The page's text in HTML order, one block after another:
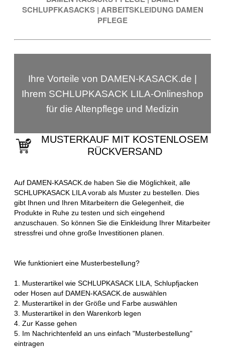
SCHLUPFKASACKS | ARBEITSKLEIDUNG DAMEN
PFLEGE
Ihre Vorteile von DAMEN-KASACK.de |
Ihrem SCHLUPKASACK LILA-Onlineshop
für die Altenpflege und Medizin
MUSTERKAUF MIT KOSTENLOSEM
RÜCKVERSAND
Auf DAMEN-KASACK.de haben Sie die Möglichkeit, alle
SCHLUPKASACK LILA vorab als Muster zu bestellen. Dies
gibt Ihnen und Ihren Mitarbeitern die Gelegenheit, die
Produkte in Ruhe zu testen und sich eingehend
anzuschauen. So können Sie die Einkleidung Ihrer Mitarbeiter
stressfrei und ohne große Investitionen planen.
Wie funktioniert eine Musterbestellung?
1. Musterartikel wie SCHLUPKASACK LILA, Schlupfjacken
oder Hosen auf DAMEN-KASACK.de auswählen
2. Musterartikel in der Größe und Farbe auswählen
3. Musterartikel in den Warenkorb legen
4. Zur Kasse gehen
5. Im Nachrichtenfeld an uns einfach "Musterbestellung"
eintragen